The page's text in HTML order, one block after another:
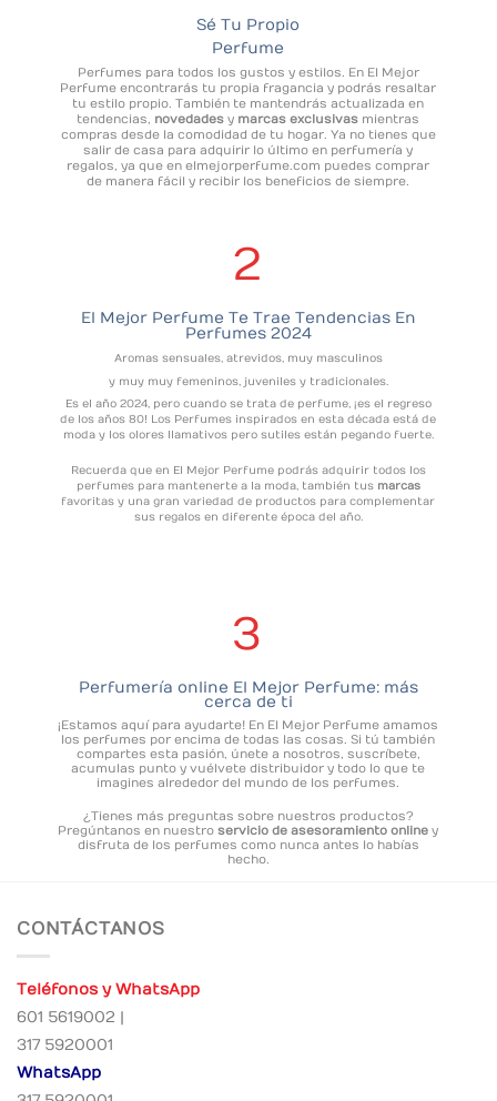
Sé Tu Propio
Perfume
Perfumes para todos los gustos y estilos. En El Mejor
Perfume encontrarás tu propia fragancia y podrás resaltar
tu estilo propio. También te mantendrás actualizada en
tendencias, novedades y marcas exclusivas mientras
compras desde la comodidad de tu hogar. Ya no tienes que
salir de casa para adquirir lo último en perfumería y
regalos, ya que en elmejorperfume.com puedes comprar
de manera fácil y recibir los beneficios de siempre.
2
El Mejor Perfume Te Trae Tendencias En
Perfumes 2024
Aromas sensuales, atrevidos, muy masculinos
y muy muy femeninos, juveniles y tradicionales.
Es el año 2024, pero cuando se trata de perfume, ¡es el regreso
de los años 80! Los Perfumes inspirados en esta década está de
moda y los olores llamativos pero sutiles están pegando fuerte.
Recuerda que en El Mejor Perfume podrás adquirir todos los
perfumes para mantenerte a la moda, también tus marcas
favoritas y una gran variedad de productos para complementar
sus regalos en diferente época del año.
3
Perfumería online El Mejor Perfume: más
cerca de ti
¡Estamos aquí para ayudarte! En El Mejor Perfume amamos
los perfumes por encima de todas las cosas. Si tú también
compartes esta pasión, únete a nosotros, suscríbete,
acumulas punto y vuélvete distribuidor y todo lo que te
imagines alrededor del mundo de los perfumes.
¿Tienes más preguntas sobre nuestros productos?
Pregúntanos en nuestroservicio de asesoramiento online y
disfruta de los perfumes como nunca antes lo habías
hecho.
CONTÁCTANOS
Teléfonos y WhatsApp
601 5619002 |
317 5920001
WhatsApp